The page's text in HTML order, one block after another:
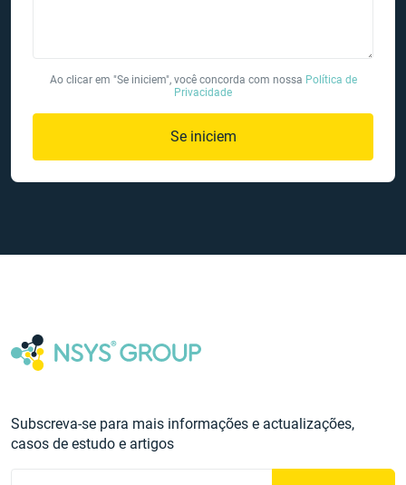
Ao clicar em "Se iniciem", você concorda com nossa Política de
Privacidade
Se iniciem
Subscreva-se para mais informações e actualizações,
casos de estudo e artigos